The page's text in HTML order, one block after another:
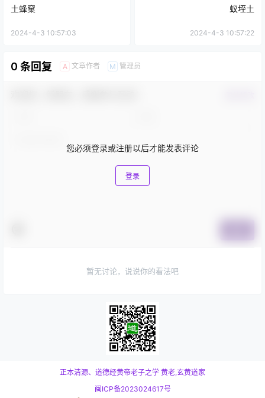
土蜂窠
2024-4-3 10:57:03
蚁垤土
2024-4-3 10:57:22
0 条回复 A 文章作者 M 管理员
您必须登录或注册以后才能发表评论
登录
暂无讨论，说说你的看法吧
正本清源、道德经黄帝老子之学 黄老,玄黄道家
闽ICP备2023024617号